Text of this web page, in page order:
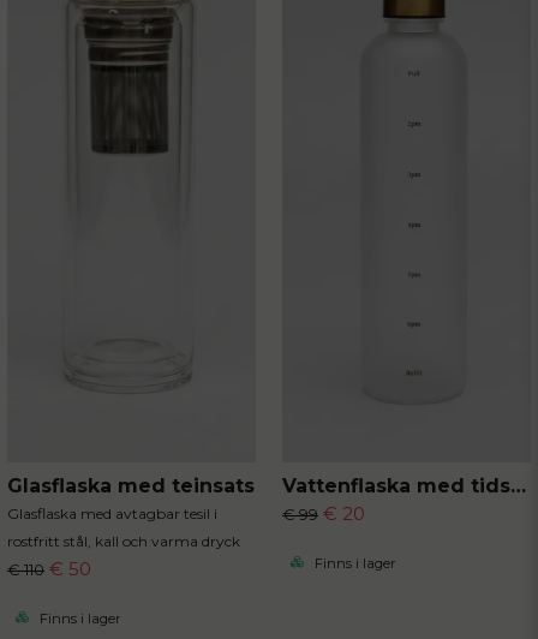
Glasflaska med teinsats
Glasflaska med avtagbar tesil i
rostfritt stål, kall och varma dryck
€ 110 € 50
Finns i lager
Vattenflaska med tidsmarkör
€ 99 € 20
Finns i lager